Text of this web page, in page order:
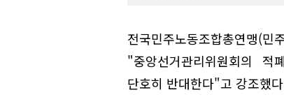
전국민주노동조합총연맹(
"중앙선거관리위원회의
단호히 반대한다"고 강조했